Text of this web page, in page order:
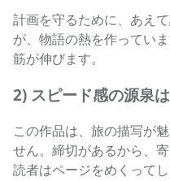
計画を守るために、あえ
が、物語の熱を作ってい
筋が伸びます。
2) スピード感の源泉は
この作品は、旅の描写が
せん。締切があるから、
読者はページをめくってし